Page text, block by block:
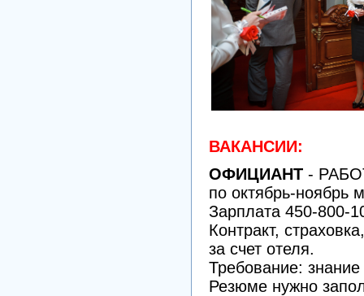
ВАКАНСИИ:
ОФИЦИАНТ -
по октябрь-ноябрь
Зарплата 450-800-
Контракт,
за счет отеля.
Требование:
Резюме нужно